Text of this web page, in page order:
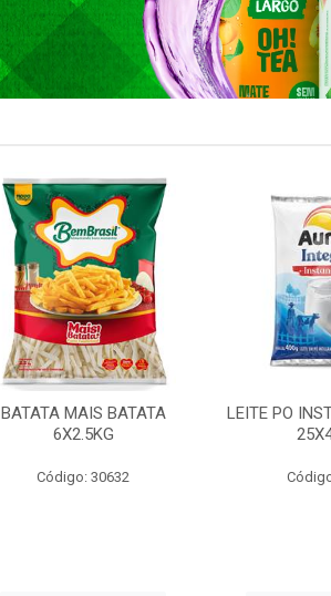
BATATA MAIS BATATA
6X2.5KG
Código: 30632
LEITE PO